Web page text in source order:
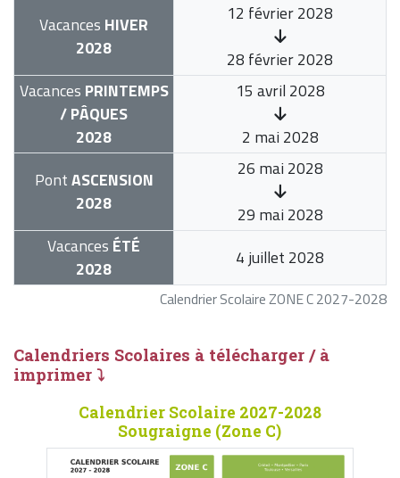
Calendrier Scolaire ZONE C 2027-2028
Vacances HIVER
2028
12 février 2028
28 février 2028
Vacances PRINTEMPS
/ PÂQUES
2028
15 avril 2028
2 mai 2028
PontASCENSION
2028
26 mai 2028
29 mai 2028
Vacances ÉTÉ
2028
4 juillet 2028
Calendriers Scolaires à télécharger / à
imprimer ⤵
Calendrier Scolaire 2027-2028
Sougraigne (Zone C)